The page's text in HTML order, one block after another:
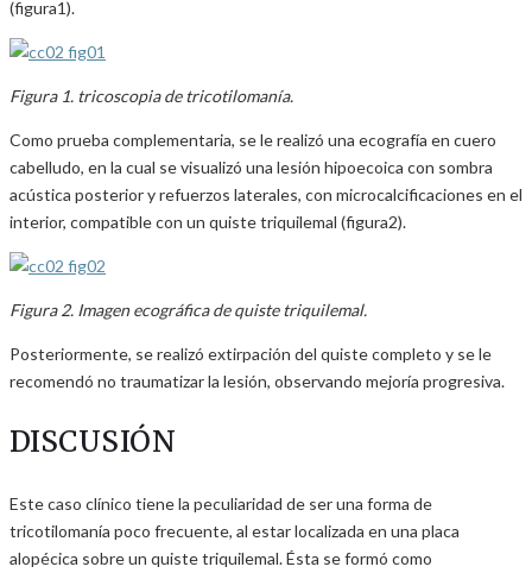
(figura1).
Figura 1. tricoscopia de tricotilomanía.
Como prueba complementaria, se le realizó una ecografía en cuero
cabelludo, en la cual se visualizó una lesión hipoecoica con sombra
acústica posterior y refuerzos laterales, con microcalcificaciones en el
interior, compatible con un quiste triquilemal (figura2).
Figura 2. Imagen ecográfica de quiste triquilemal.
Posteriormente, se realizó extirpación del quiste completo y se le
recomendó no traumatizar la lesión, observando mejoría progresiva.
DISCUSIÓN
Este caso clínico tiene la peculiaridad de ser una forma de
tricotilomanía poco frecuente, al estar localizada en una placa
alopécica sobre un quiste triquilemal. Ésta se formó como